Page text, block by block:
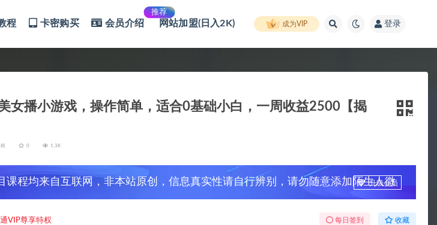
程 卡密购买 会员介绍
推荐
网站加盟(日入2K) 成为VIP 登录
女播小游戏，操作简单，适合0基础小白，一周收益2500【揭
0 1.3K
课程均来自互联网，非本站原创，信息真实性请自行辨别，请勿随意添加陌生人微
升级会员
VIP尊享特权 每日签到 收藏